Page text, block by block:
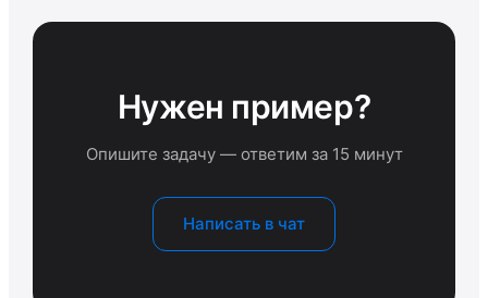
Нужен пример?
Опишите задачу — ответим за 15 минут
Написать в чат